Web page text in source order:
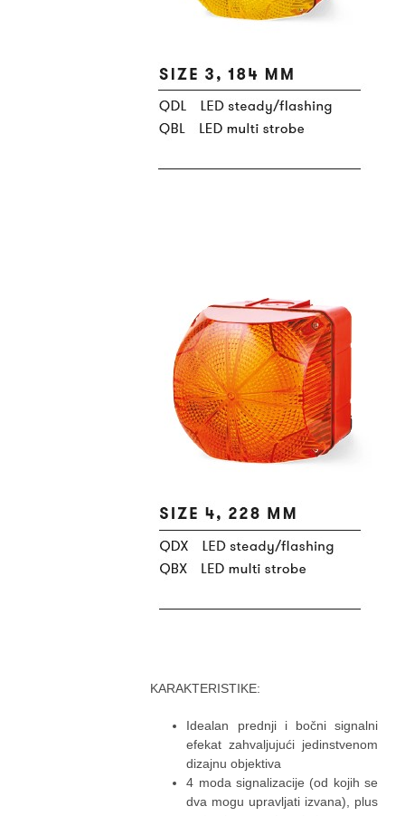
KARAKTERISTIKE:
Idealan prednji i bočni signalni
efekat zahvaljujući jedinstvenom
dizajnu objektiva
4 moda signalizacije (od kojih se
dva mogu upravljati izvana), plus